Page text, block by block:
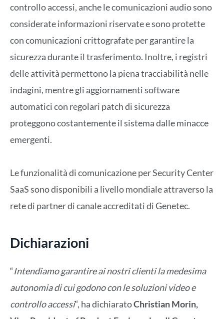
controllo accessi, anche le comunicazioni audio sono
considerate informazioni riservate e sono protette
con comunicazioni crittografate per garantire la
sicurezza durante il trasferimento. Inoltre, i registri
delle attività permettono la piena tracciabilità nelle
indagini, mentre gli aggiornamenti software
automatici con regolari patch di sicurezza
proteggono costantemente il sistema dalle minacce
emergenti.
Le funzionalità di comunicazione per Security Center
SaaS sono disponibili a livello mondiale attraverso la
rete di partner di canale accreditati di Genetec.
Dichiarazioni
“Intendiamo garantire ai nostri clienti la medesima
autonomia di cui godono con le soluzioni video e
controllo accessi“, ha dichiaratoChristian Morin,